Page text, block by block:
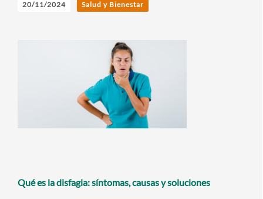
20/11/2024 Salud y Bienestar
Qué es la disfagia: síntomas, causas y soluciones